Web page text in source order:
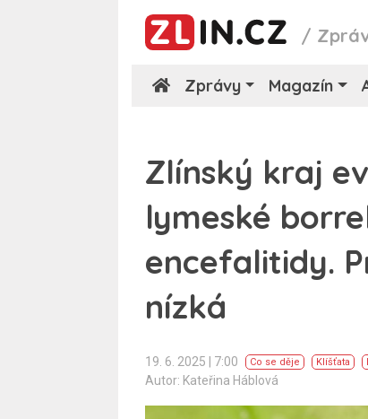
/
Zprávy Magazín
Zlínský kraj
lymeské
encefalitidy.
nízká
19. 6. 2025 | 7:00 Co se děje Klíšťata
Autor: Kateřina Háblová